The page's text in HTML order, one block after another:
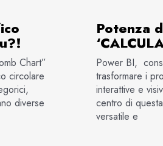
Chart”
circolare
diverse
Potenza
Power BI,
trasformare i
interattive e
centro di
versatile e